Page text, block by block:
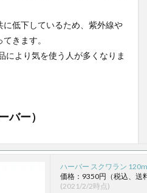
に低下しているため、紫外線や
きます。
により気を使う人が多くなりま
バー）
ハーバー スクワラン
価格：9350円（税込、送
(2021/2/2時点)